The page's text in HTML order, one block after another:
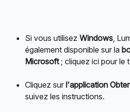
Si vous utilisez Windows ,
également disponible sur la
Microsoft ; cliquez ici pour le
Cliquez sur l'application
suivez les instructions.